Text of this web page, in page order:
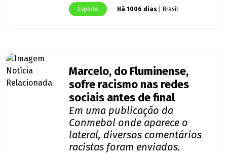
Esporte Há 1006 dias | Brasil
Marcelo, do Fluminense,
sofre racismo nas redes
sociais antes de final
Em uma publicação da
Conmebol onde aparece o
lateral, diversos comentários
racistas foram enviados.